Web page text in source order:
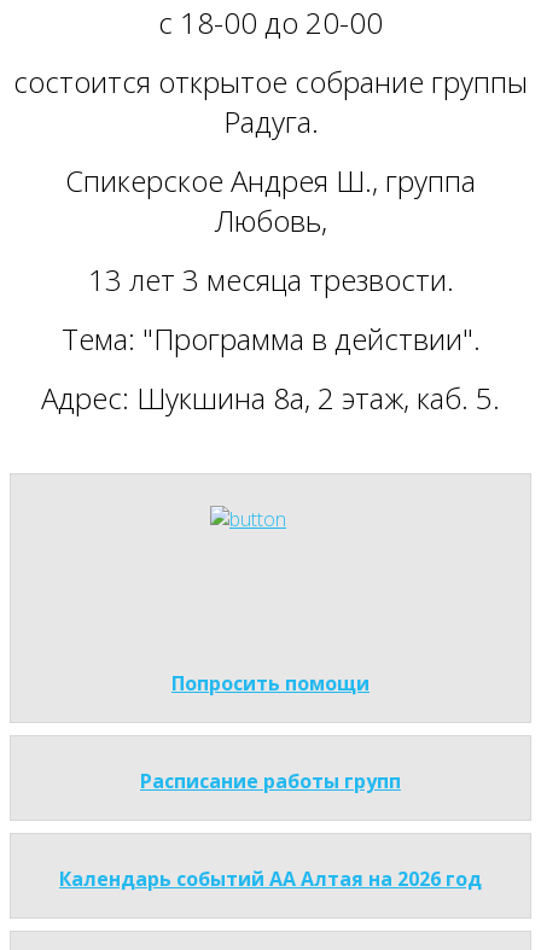
с 18-00 до 20-00
состоится открытое собрание группы
Радуга.
Спикерское Андрея Ш., группа
Любовь,
13 лет 3 месяца трезвости.
Тема: "Программа в действии".
Адрес: Шукшина 8а, 2 этаж, каб. 5.
Попросить помощи
Расписание работы групп
Календарь событий АА Алтая на 2026 год